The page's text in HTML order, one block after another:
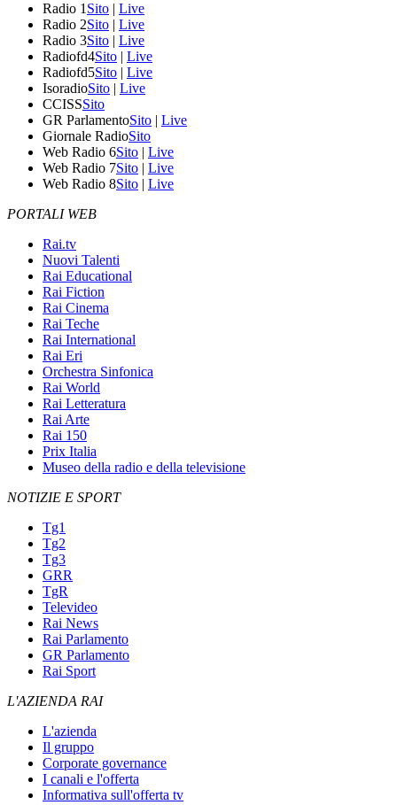
Radio 1 Sito | Live
Radio 2Sito | Live
Radio 3Sito | Live
Radiofd4Sito | Live
Radiofd5Sito | Live
IsoradioSito | Live
CCISSSito
GR ParlamentoSito | Live
Giornale RadioSito
Web Radio 6Sito | Live
Web Radio 7Sito | Live
Web Radio 8Sito | Live
PORTALI WEB
Rai.tv
Nuovi Talenti
Rai Educational
Rai Fiction
Rai Cinema
Rai Teche
Rai International
Rai Eri
Orchestra Sinfonica
Rai World
Rai Letteratura
Rai Arte
Rai 150
Prix Italia
Museo della radio e della televisione
NOTIZIE E SPORT
Tg1
Tg2
Tg3
GRR
TgR
Televideo
Rai News
Rai Parlamento
GR Parlamento
Rai Sport
L'AZIENDA RAI
L'azienda
Il gruppo
Corporate governance
I canali e l'offerta
Informativa sull'offerta tv